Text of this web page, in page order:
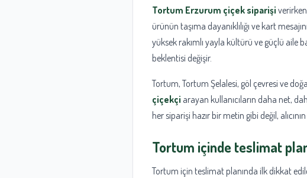
Tortum Erzurum çiçek siparişi
ürünün taşıma dayanıklılığı ve kart
yüksek rakımlı yayla kültürü ve güçlü aile
beklentisi değişir.
Tortum, Tortum Şelalesi, göl çevresi ve
çiçekçi arayan kullanıcıların daha net,
her siparişi hazır bir metin gibi değil,
Tortum içinde teslimat
Tortum için teslimat planında ilk dikkat